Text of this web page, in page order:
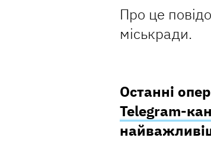
Про це
міськради.
Останні
Telegram-